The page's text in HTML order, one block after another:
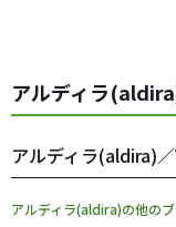
アルディラ
アルディラ(aldira)
アルディラ(aldira)の他の